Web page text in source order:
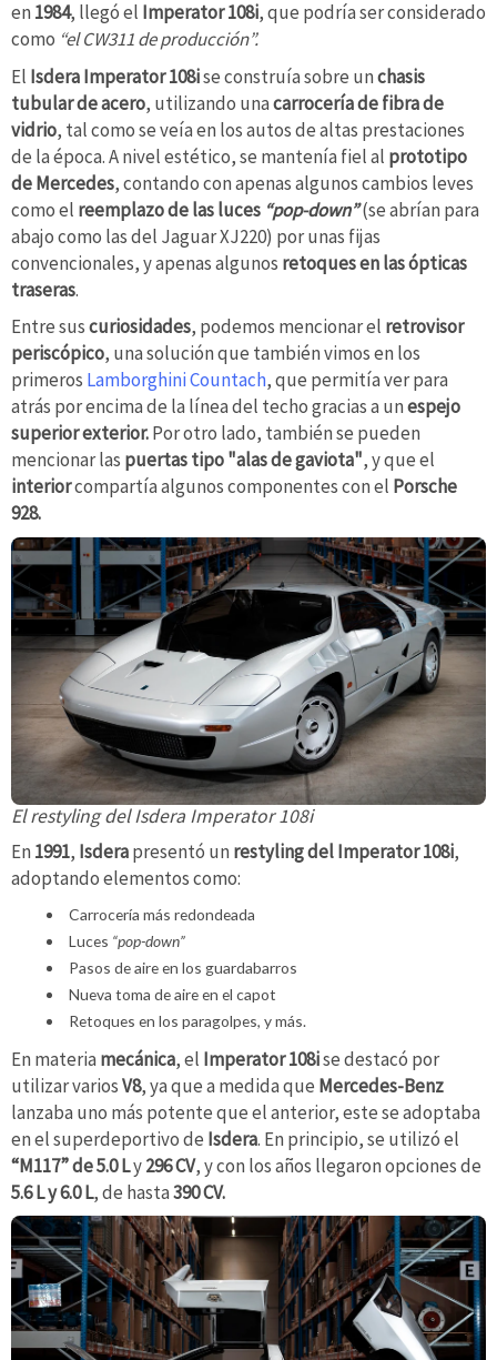
en 1984, llegó el Imperator 108i, que podría ser considerado
como “el CW311 de producción”.
El Isdera Imperator 108ise construía sobre unchasis
tubular de acero, utilizando unacarrocería de fibra de
vidrio, tal como se veía en los autos de altas prestaciones
de la época. A nivel estético, se mantenía fiel al prototipo
de Mercedes, contando con apenas algunos cambios leves
como el reemplazo de las luces “pop-down”(se abrían para
abajo como las del Jaguar XJ220) por unas fijas
convencionales, y apenas algunos retoques en las ópticas
traseras.
Entre suscuriosidades, podemos mencionar el retrovisor
periscópico, una solución que también vimos en los
primeros Lamborghini Countach, que permitía ver para
atrás por encima de la línea del techo gracias a unespejo
superior exterior.Por otro lado, también se pueden
mencionar las puertas tipo "alas de gaviota", y que el
interiorcompartía algunos componentes con el Porsche
928.
El restyling del Isdera Imperator 108i
En 1991, Isderapresentó un restyling del Imperator 108i,
adoptando elementos como:
Carrocería más redondeada
Luces “pop-down”
Pasos de aire en los guardabarros
Nueva toma de aire en el capot
Retoques en los paragolpes, y más.
En materia mecánica, el Imperator 108ise destacó por
utilizar variosV8, ya que a medida que Mercedes-Benz
lanzaba uno más potente que el anterior, este se adoptaba
en el superdeportivo de Isdera. En principio, se utilizó el
“M117” de 5.0 Ly296CV, y con los años llegaron opciones de
5.6 L y 6.0 L, de hasta390 CV.